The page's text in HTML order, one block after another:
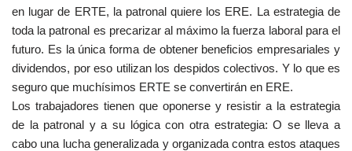
en lugar de ERTE, la patronal quiere los ERE. La estrategia de
toda la patronal es precarizar al máximo la fuerza laboral para el
futuro. Es la única forma de obtener beneficios empresariales y
dividendos, por eso utilizan los despidos colectivos. Y lo que es
seguro que muchísimos ERTE se convertirán en ERE.
Los trabajadores tienen que oponerse y resistir a la estrategia
de la patronal y a su lógica con otra estrategia: O se lleva a
cabo una lucha generalizada y organizada contra estos ataques